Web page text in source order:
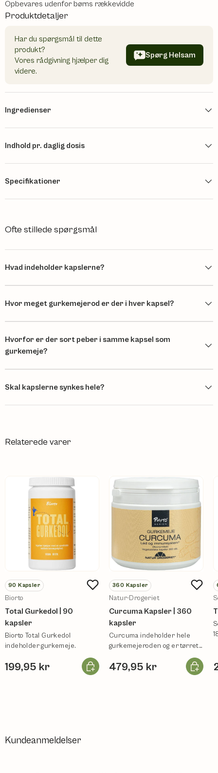
Opbevares udenfor børns rækkevidde
Produktdetaljer
Har du spørgsmål til dette
produkt?
Vores rådgivning hjælper dig
videre.
Spørg Helsam
Ingredienser
Indhold pr. daglig dosis
Specifikationer
Ofte stillede spørgsmål
Hvad indeholder kapslerne?
Hvor meget gurkemejerod er der i hver kapsel?
Hvorfor er der sort peber i samme kapsel som
gurkemeje?
Skal kapslerne synkes hele?
Relaterede varer
90 Kapsler
Biorto
Total Gurkedol | 90
kapsler
Biorto Total Gurkedol
indeholder gurkemeje.
199,95 kr Læg i kurv
360 Kapsler
Natur-Drogeriet
Curcuma Kapsler | 360
kapsler
Curcuma indeholder hele
gurkemejeroden og er tørret
479,95 kr Læg i
Kundeanmeldelser